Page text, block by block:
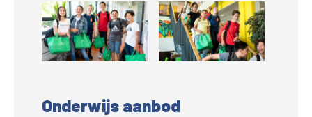
Groter Groter
Onderwijs aanbod